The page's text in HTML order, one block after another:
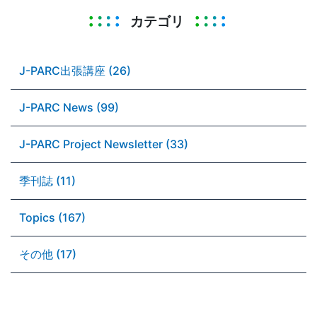
カテゴリ
J-PARC出張講座 (26)
J-PARC News (99)
J-PARC Project Newsletter (33)
季刊誌 (11)
Topics (167)
その他 (17)